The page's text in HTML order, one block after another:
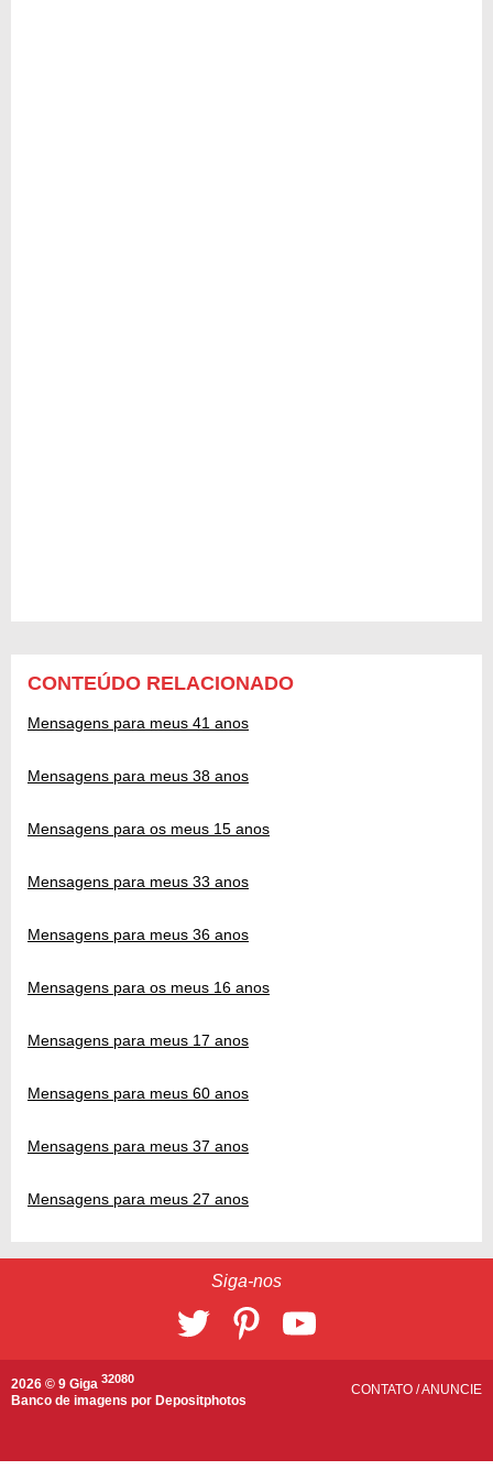
CONTEÚDO RELACIONADO
Mensagens para meus 41 anos
Mensagens para meus 38 anos
Mensagens para os meus 15 anos
Mensagens para meus 33 anos
Mensagens para meus 36 anos
Mensagens para os meus 16 anos
Mensagens para meus 17 anos
Mensagens para meus 60 anos
Mensagens para meus 37 anos
Mensagens para meus 27 anos
Siga-nos
2026 © 9 Giga 32080
Banco de imagens por Depositphotos
CONTATO /ANUNCIE